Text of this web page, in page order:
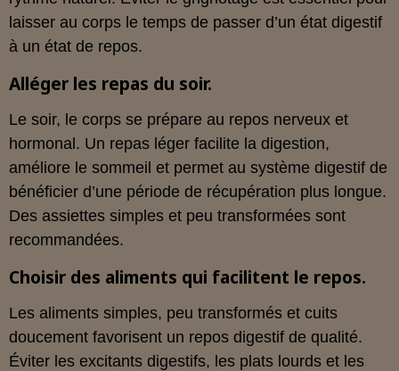
laisser au corps le temps de passer d’un état digestif
à un état de repos.
Alléger les repas du soir.
Le soir, le corps se prépare au repos nerveux et
hormonal. Un repas léger facilite la digestion,
améliore le sommeil et permet au système digestif de
bénéficier d’une période de récupération plus longue.
Des assiettes simples et peu transformées sont
recommandées.
Choisir des aliments qui facilitent le repos.
Les aliments simples, peu transformés et cuits
doucement favorisent un repos digestif de qualité.
Éviter les excitants digestifs, les plats lourds et les